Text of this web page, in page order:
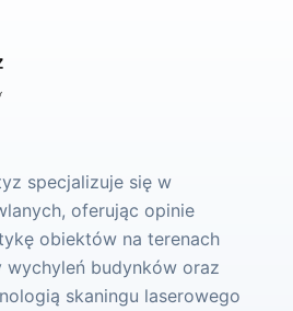
specjalizuje się w
oferując opinie
obiektów na terenach
budynków oraz
skaningu laserowego